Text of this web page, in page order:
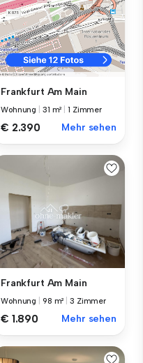
Frankfurt Am Main
Wohnung 31 m² |1 Zimmer
€ 2.390 Mehr sehen
Frankfurt Am Main
Wohnung 98 m² |3 Zimmer
€ 1.890 Mehr sehen